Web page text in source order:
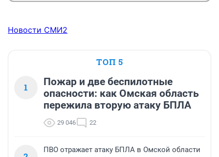
Новости СМИ2
ТОП 5
1
Пожар и две беспилотные
опасности: как Омская область
пережила вторую атаку БПЛА
29 046 22
ПВО отражает атаку БПЛА в Омской области